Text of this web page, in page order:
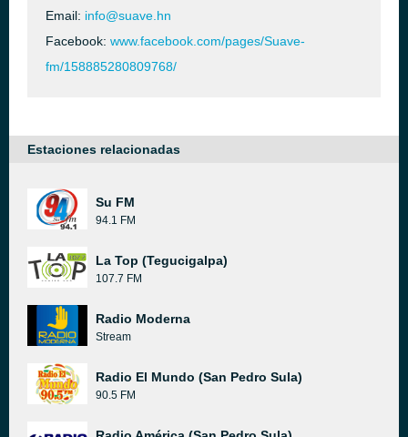
Email: info@suave.hn
Facebook: www.facebook.com/pages/Suave-
fm/158885280809768/
Estaciones relacionadas
Su FM
94.1 FM
La Top (Tegucigalpa)
107.7 FM
Radio Moderna
Stream
Radio El Mundo (San Pedro Sula)
90.5 FM